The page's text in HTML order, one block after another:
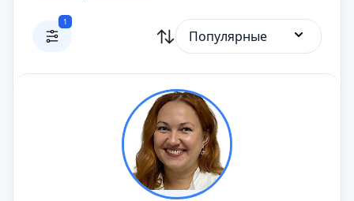
1
Популярные